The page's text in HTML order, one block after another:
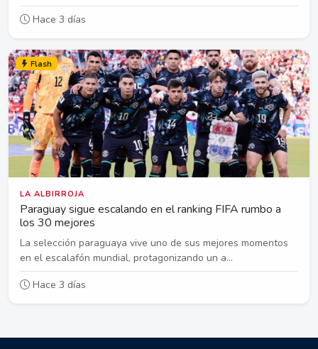
Hace 3 días
Flash
LA ALBIRROJA
Paraguay sigue escalando en el ranking FIFA rumbo a
los 30 mejores
La selección paraguaya vive uno de sus mejores momentos
en el escalafón mundial, protagonizando un a...
Hace 3 días